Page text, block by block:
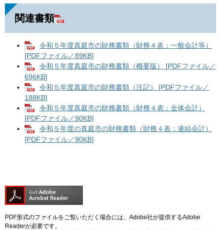
関連書類
令和５年度真庭市の財務書類（財務４表：一般会計等）
[PDFファイル／89KB]
令和５年度真庭市の財務書類（概要版） [PDFファイル／
696KB]
令和５年度真庭市の財務書類（注記） [PDFファイル／
188KB]
令和５年度真庭市の財務書類（財務４表：全体会計）
[PDFファイル／90KB]
令和５年度の真庭市の財務書類（財務４表：連結会計）
[PDFファイル／90KB]
PDF形式のファイルをご覧いただく場合には、Adobe社が提供するAdobe
Readerが必要です。